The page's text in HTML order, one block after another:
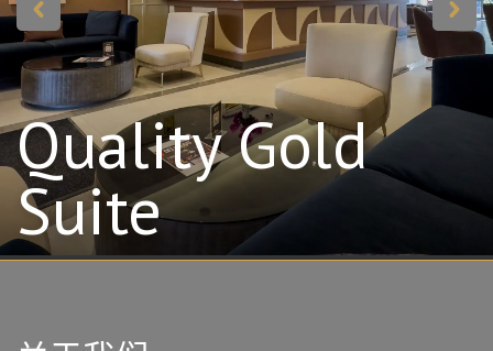
Quality Gold
Suite